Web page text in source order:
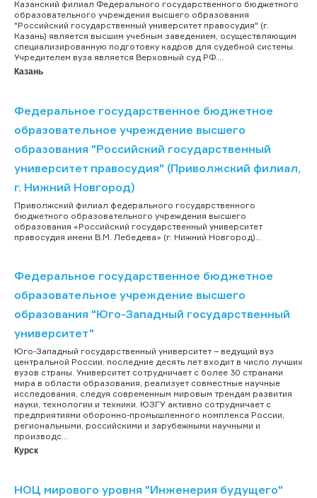
Казанский филиал Федерального государственного бюджетного
образовательного учреждения высшего образования
"Российский государственный университет правосудия" (г.
Казань) является высшим учебным заведением, осуществляющим
специализированную подготовку кадров для судебной системы.
Учредителем вуза является Верховный суд РФ....
Казань
Федеральное государственное бюджетное
образовательное учреждение высшего
образования "Российский государственный
университет правосудия" (Приволжский филиал,
г. Нижний Новгород)
Приволжский филиал федерального государственного
бюджетного образовательного учреждения высшего
образования «Российский государственный университет
правосудия имени В.М. Лебедева» (г. Нижний Новгород)...
Федеральное государственное бюджетное
образовательное учреждение высшего
образования "Юго-Западный государственный
университет"
Юго-Западный государственный университет – ведущий вуз
центральной России, последние десять лет входит в число лучших
вузов страны. Университет сотрудничает с более 30 странами
мира в области образования, реализует совместные научные
исследования, следуя современным мировым трендам развития
науки, технологии и техники. ЮЗГУ активно сотрудничает с
предприятиями оборонно-промышленного комплекса России,
региональными, российскими и зарубежными научными и
производс...
Курск
НОЦ мирового уровня "Инженерия будущего"